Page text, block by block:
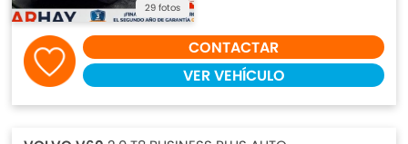
29 fotos
CONTACTAR
VER VEHÍCULO